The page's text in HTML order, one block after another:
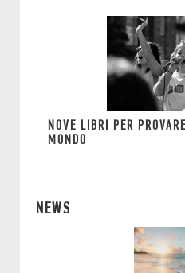
NOVE LIBRI PER
MONDO
NEWS